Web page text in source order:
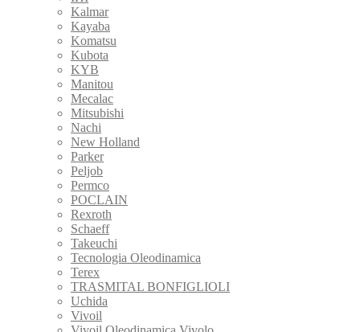
Kalmar
Kayaba
Komatsu
Kubota
KYB
Manitou
Mecalac
Mitsubishi
Nachi
New Holland
Parker
Peljob
Permco
POCLAIN
Rexroth
Schaeff
Takeuchi
Tecnologia Oleodinamica
Terex
TRASMITAL BONFIGLIOLI
Uchida
Vivoil